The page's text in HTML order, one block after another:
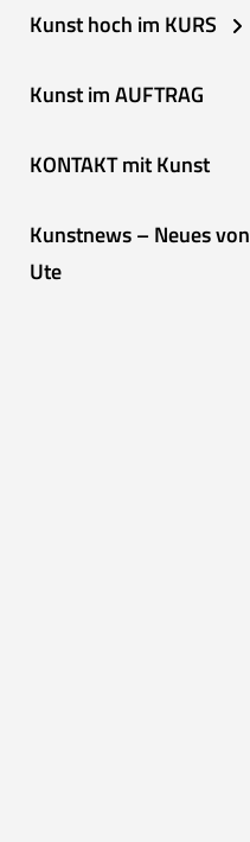
Kunst hoch im KURS
Kunst im AUFTRAG
KONTAKT mit Kunst
Kunstnews – Neues von
Ute